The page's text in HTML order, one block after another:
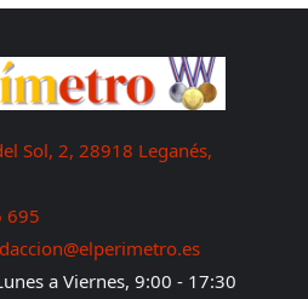
Sol, 2, 28918 Leganés,
695
a Viernes, 9:00 - 17:30